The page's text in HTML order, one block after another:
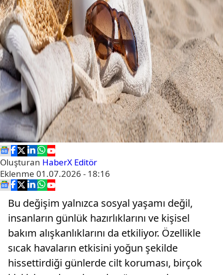
Oluşturan HaberX Editör
Eklenme 01.07.2026 - 18:16
Bu değişim yalnızca sosyal yaşamı değil,
insanların günlük hazırlıklarını ve kişisel
bakım alışkanlıklarını da etkiliyor. Özellikle
sıcak havaların etkisini yoğun şekilde
hissettirdiği günlerde cilt koruması, birçok